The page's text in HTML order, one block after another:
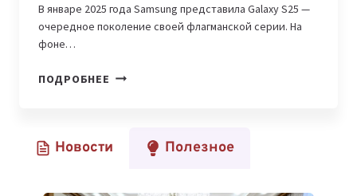
В январе 2025 года Samsung представила Galaxy S25 —
очередное поколение своей флагманской серии. На
фоне…
ПОДРОБНЕЕ ОБЗОР
СТОИТ
Новости Полезное